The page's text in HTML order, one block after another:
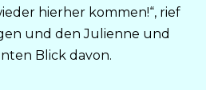
hierher kommen!“, rief
und den Julienne und
Blick davon.